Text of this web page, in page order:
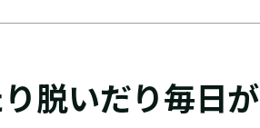
脱いだり毎日が